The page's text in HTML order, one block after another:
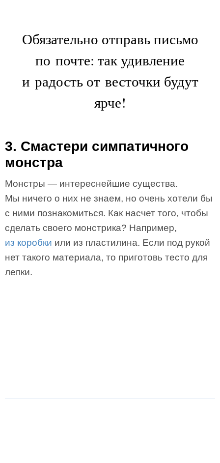
Обязательно отправь письмо
по почте: так удивление
и радость от весточки будут
ярче!
3. Смастери симпатичного
монстра
Монстры — интереснейшие существа.
Мы ничего о них не знаем, но очень хотели бы
с ними познакомиться. Как насчет того, чтобы
сделать своего монстрика? Например,
из коробки или из пластилина. Если под рукой
нет такого материала, то приготовь тесто для
лепки.